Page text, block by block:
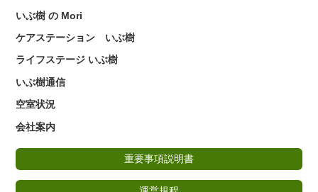
いぶ樹 の Mori
ケアステーション いぶ樹
ライフステージ いぶ樹
いぶ樹通信
空室状況
会社案内
重要事項説明書